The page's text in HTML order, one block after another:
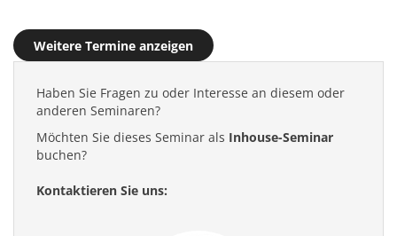
Weitere Termine anzeigen
Haben Sie Fragen zu oder Interesse an diesem oder
anderen Seminaren?
Möchten Sie dieses Seminar als Inhouse-Seminar
buchen?
Kontaktieren Sie uns: